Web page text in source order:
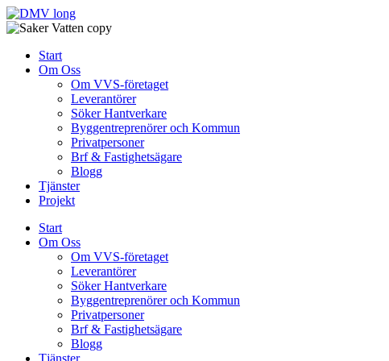
Skip
to
Start
Om Oss
Om VVS-företaget
Leverantörer
Söker Hantverkare
Byggentreprenörer och Kommun
Privatpersoner
Brf & Fastighetsägare
Blogg
Tjänster
Projekt
Start
Om Oss
Om VVS-företaget
Leverantörer
Söker Hantverkare
Byggentreprenörer och Kommun
Privatpersoner
Brf & Fastighetsägare
Blogg
Tjänster